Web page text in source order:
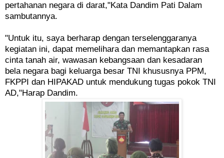
pertahanan negara di darat,"Kata Dandim Pati Dalam
sambutannya.
"Untuk itu, saya berharap dengan terselenggaranya
kegiatan ini, dapat memelihara dan memantapkan rasa
cinta tanah air, wawasan kebangsaan dan kesadaran
bela negara bagi keluarga besar TNI khususnya PPM,
FKPPI dan HIPAKAD untuk mendukung tugas pokok TNI
AD,"Harap Dandim.